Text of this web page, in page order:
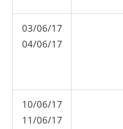
03/06/17
04/06/17
10/06/17
11/06/17